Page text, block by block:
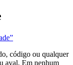
código ou qualquer
aval. Em nenhum